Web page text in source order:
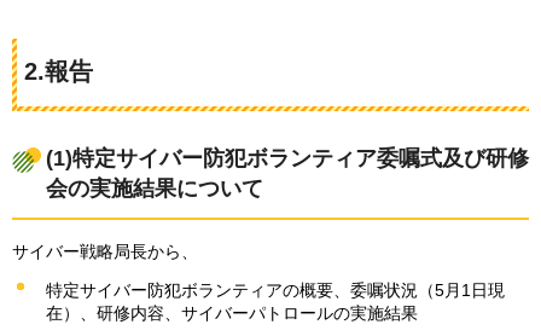
2.報告
(1)特定サイバー防犯ボランティア委嘱式及び研修
会の実施結果について
サイバー戦略局長から、
特定サイバー防犯ボランティアの概要、委嘱状況（5月1日現
在）、研修内容、サイバーパトロールの実施結果